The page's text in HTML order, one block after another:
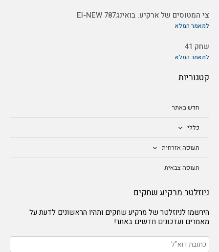
צי המטוסים של ארקיע: בואינג787 EI-NEW
למאמר המלא
שחק 41
למאמר המלא
קטגוריות
חדש באתר
כללי
תעופה אזרחית
תעופה צבאית
ניוזלטר מרקיע שחקים
הירשמו לניוזלטר של מרקיע שחקים ותהיו הראשונים לדעת על
מאמרים ועדכונים חדשים באתר!